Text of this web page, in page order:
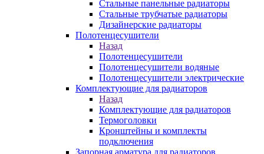
Стальные панельные радиаторы
Стальные трубчатые радиаторы
Дизайнерские радиаторы
Полотенцесушители
Назад
Полотенцесушители
Полотенцесушители водяные
Полотенцесушители электрические
Комплектующие для радиаторов
Назад
Комплектующие для радиаторов
Термоголовки
Кронштейны и комплекты
подключения
Запорная арматура для радиаторов